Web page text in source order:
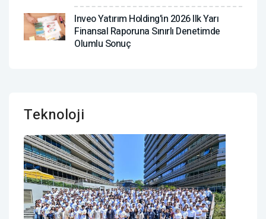
Inveo Yatırım Holding'in 2026 Ilk Yarı
Finansal Raporuna Sınırlı Denetimde
Olumlu Sonuç
Teknoloji